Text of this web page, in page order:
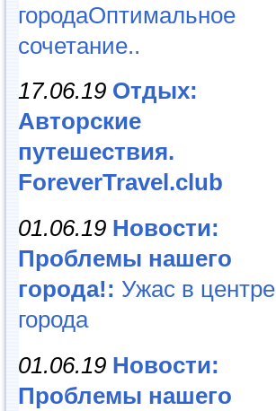
городаОптимальное
сочетание..
17.06.19 Отдых:
Авторские
путешествия.
ForeverTravel.club
01.06.19 Новости:
Проблемы нашего
города!: Ужас в центре
города
01.06.19 Новости:
Проблемы нашего